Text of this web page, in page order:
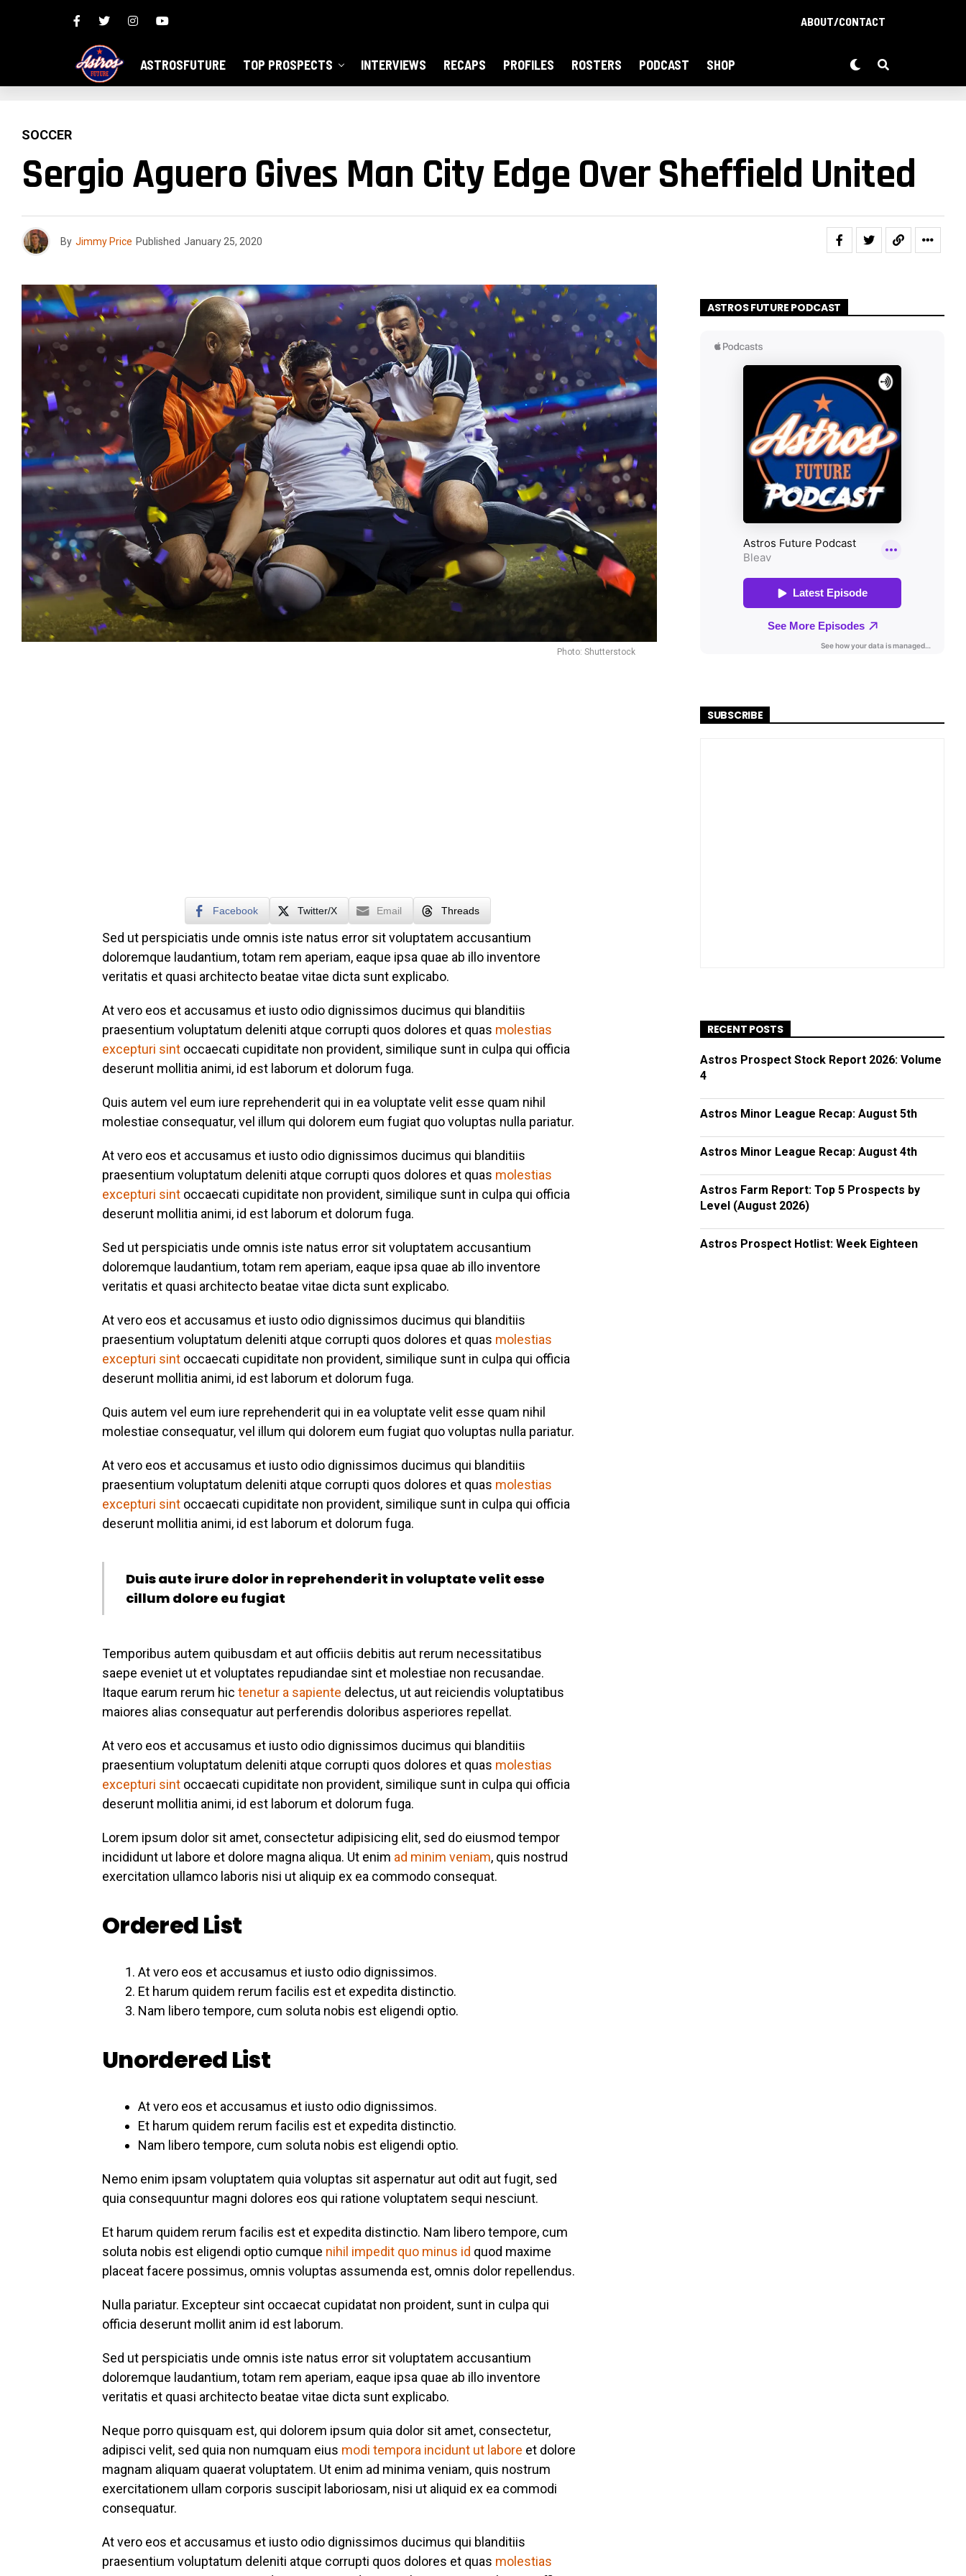
ABOUT/CONTACT
ASTROSFUTURE TOP PROSPECTS INTERVIEWS RECAPS PROFILES ROSTERS PODCAST SHOP
SOCCER
Sergio Aguero Gives Man City Edge Over Sheffield United
By Jimmy Price Published January 25, 2020
Photo: Shutterstock
Facebook Twitter/X Email Threads
Sed ut perspiciatis unde omnis iste natus error sit voluptatem accusantium
doloremque laudantium, totam rem aperiam, eaque ipsa quae ab illo inventore
veritatis et quasi architecto beatae vitae dicta sunt explicabo.
At vero eos et accusamus et iusto odio dignissimos ducimus qui blanditiis
praesentium voluptatum deleniti atque corrupti quos dolores et quas molestias
excepturi sint occaecati cupiditate non provident, similique sunt in culpa qui officia
deserunt mollitia animi, id est laborum et dolorum fuga.
Quis autem vel eum iure reprehenderit qui in ea voluptate velit esse quam nihil
molestiae consequatur, vel illum qui dolorem eum fugiat quo voluptas nulla pariatur.
At vero eos et accusamus et iusto odio dignissimos ducimus qui blanditiis
praesentium voluptatum deleniti atque corrupti quos dolores et quas molestias
excepturi sint occaecati cupiditate non provident, similique sunt in culpa qui officia
deserunt mollitia animi, id est laborum et dolorum fuga.
Sed ut perspiciatis unde omnis iste natus error sit voluptatem accusantium
doloremque laudantium, totam rem aperiam, eaque ipsa quae ab illo inventore
veritatis et quasi architecto beatae vitae dicta sunt explicabo.
At vero eos et accusamus et iusto odio dignissimos ducimus qui blanditiis
praesentium voluptatum deleniti atque corrupti quos dolores et quas molestias
excepturi sint occaecati cupiditate non provident, similique sunt in culpa qui officia
deserunt mollitia animi, id est laborum et dolorum fuga.
Quis autem vel eum iure reprehenderit qui in ea voluptate velit esse quam nihil
molestiae consequatur, vel illum qui dolorem eum fugiat quo voluptas nulla pariatur.
At vero eos et accusamus et iusto odio dignissimos ducimus qui blanditiis
praesentium voluptatum deleniti atque corrupti quos dolores et quas molestias
excepturi sint occaecati cupiditate non provident, similique sunt in culpa qui officia
deserunt mollitia animi, id est laborum et dolorum fuga.
Duis aute irure dolor in reprehenderit in voluptate velit esse
cillum dolore eu fugiat
Temporibus autem quibusdam et aut officiis debitis aut rerum necessitatibus
saepe eveniet ut et voluptates repudiandae sint et molestiae non recusandae.
Itaque earum rerum hic tenetur a sapiente delectus, ut aut reiciendis voluptatibus
maiores alias consequatur aut perferendis doloribus asperiores repellat.
At vero eos et accusamus et iusto odio dignissimos ducimus qui blanditiis
praesentium voluptatum deleniti atque corrupti quos dolores et quas molestias
excepturi sint occaecati cupiditate non provident, similique sunt in culpa qui officia
deserunt mollitia animi, id est laborum et dolorum fuga.
Lorem ipsum dolor sit amet, consectetur adipisicing elit, sed do eiusmod tempor
incididunt ut labore et dolore magna aliqua. Ut enim ad minim veniam, quis nostrud
exercitation ullamco laboris nisi ut aliquip ex ea commodo consequat.
Ordered List
At vero eos et accusamus et iusto odio dignissimos.
Et harum quidem rerum facilis est et expedita distinctio.
Nam libero tempore, cum soluta nobis est eligendi optio.
Unordered List
At vero eos et accusamus et iusto odio dignissimos.
Et harum quidem rerum facilis est et expedita distinctio.
Nam libero tempore, cum soluta nobis est eligendi optio.
Nemo enim ipsam voluptatem quia voluptas sit aspernatur aut odit aut fugit, sed
quia consequuntur magni dolores eos qui ratione voluptatem sequi nesciunt.
Et harum quidem rerum facilis est et expedita distinctio. Nam libero tempore, cum
soluta nobis est eligendi optio cumque nihil impedit quo minus id quod maxime
placeat facere possimus, omnis voluptas assumenda est, omnis dolor repellendus.
Nulla pariatur. Excepteur sint occaecat cupidatat non proident, sunt in culpa qui
officia deserunt mollit anim id est laborum.
Sed ut perspiciatis unde omnis iste natus error sit voluptatem accusantium
doloremque laudantium, totam rem aperiam, eaque ipsa quae ab illo inventore
veritatis et quasi architecto beatae vitae dicta sunt explicabo.
Neque porro quisquam est, qui dolorem ipsum quia dolor sit amet, consectetur,
adipisci velit, sed quia non numquam eius modi tempora incidunt ut labore et dolore
magnam aliquam quaerat voluptatem. Ut enim ad minima veniam, quis nostrum
exercitationem ullam corporis suscipit laboriosam, nisi ut aliquid ex ea commodi
consequatur.
At vero eos et accusamus et iusto odio dignissimos ducimus qui blanditiis
praesentium voluptatum deleniti atque corrupti quos dolores et quas molestias
ASTROS FUTURE PODCAST
SUBSCRIBE
RECENT POSTS
Astros Prospect Stock Report 2026: Volume
4
Astros Minor League Recap: August 5th
Astros Minor League Recap: August 4th
Astros Farm Report: Top 5 Prospects by
Level (August 2026)
Astros Prospect Hotlist: Week Eighteen